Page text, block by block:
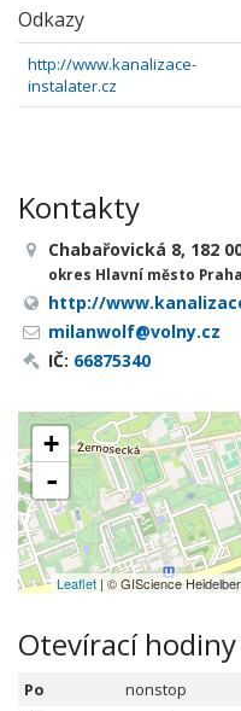
Odkazy
http://www.kanalizace-
instalater.cz
Kontakty
Chabařovická 8, 182
okres Hlavní město
http://
milanwolf@volny.cz
IČ: 66875340
+
-
Leaflet| © GIScience
Otevírací hodiny
Po
nonstop